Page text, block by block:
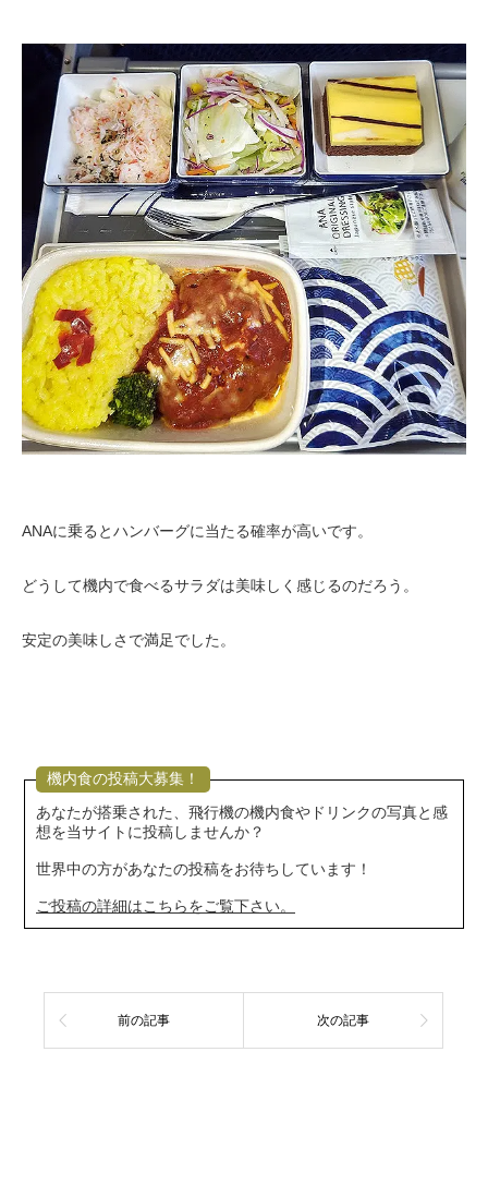
ANAに乗るとハンバーグに当たる確率が高いです。
どうして機内で食べるサラダは美味しく感じるのだろう。
安定の美味しさで満足でした。
機内食の投稿大募集！
あなたが搭乗された、飛行機の機内食やドリンクの写真と感
想を当サイトに投稿しませんか？
世界中の方があなたの投稿をお待ちしています！
ご投稿の詳細はこちらをご覧下さい。
前の記事 次の記事